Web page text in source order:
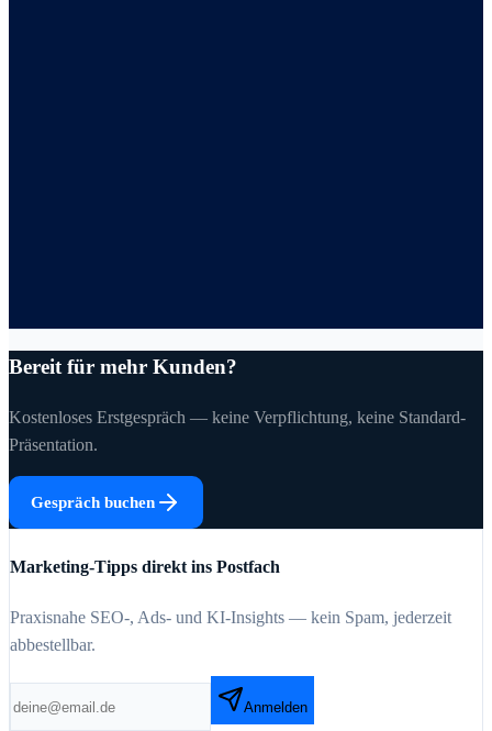
Bereit für mehr Kunden?
Kostenloses Erstgespräch — keine Verpflichtung, keine Standard-
Präsentation.
Gespräch buchen
Marketing-Tipps direkt ins Postfach
Praxisnahe SEO-, Ads- und KI-Insights — kein Spam, jederzeit
abbestellbar.
Anmelden